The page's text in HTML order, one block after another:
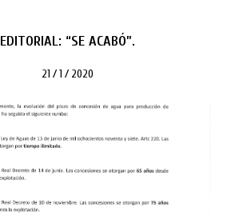
EDITORIAL: “SE ACABÓ”.
21 / 1 / 2020